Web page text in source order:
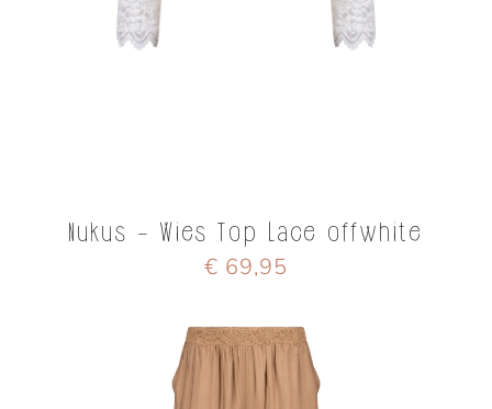
Nukus - Wies Top Lace offwhite
€ 69,95